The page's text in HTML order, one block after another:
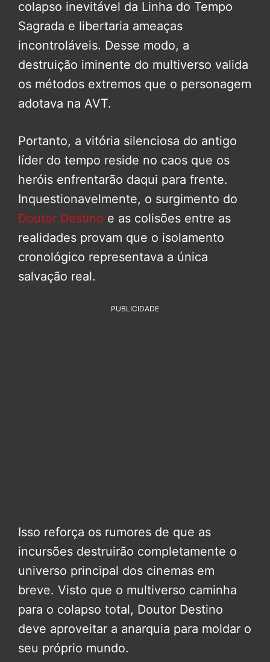
colapso inevitável da Linha do Tempo
Sagrada e libertaria ameaças
incontroláveis. Desse modo, a
destruição iminente do multiverso valida
os métodos extremos que o personagem
adotava na AVT.
Portanto, a vitória silenciosa do antigo
líder do tempo reside no caos que os
heróis enfrentarão daqui para frente.
Inquestionavelmente, o surgimento do
Doutor Destino e as colisões entre as
realidades provam que o isolamento
cronológico representava a única
salvação real.
PUBLICIDADE
Isso reforça os rumores de que as
incursões destruirão completamente o
universo principal dos cinemas em
breve. Visto que o multiverso caminha
para o colapso total, Doutor Destino
deve aproveitar a anarquia para moldar o
seu próprio mundo.